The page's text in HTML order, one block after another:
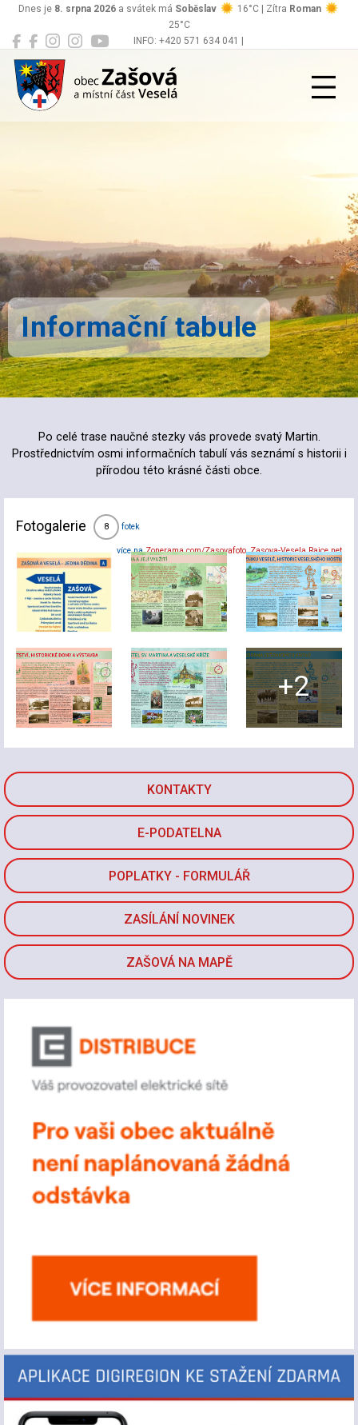
INFO: +420 571 634 041 |
Dnes je 8. srpna 2026 a svátek má Soběslav 16°C | Zítra Roman
25°C
Zašová
Informační tabule
KONTAKTY
E-PODATELNA
POPLATKY - FORMULÁŘ
ZASÍLÁNÍ NOVINEK
ZAŠOVÁ NA MAPĚ
Po celé trase naučné stezky vás provede svatý Martin.
Prostřednictvím osmi informačních tabulí vás seznámí s historii i
přírodou této krásné části obce.
Fotogalerie 8 fotek
více naZonerama.com/Zasovafoto,Zasova-Vesela.Rajce.net
+2